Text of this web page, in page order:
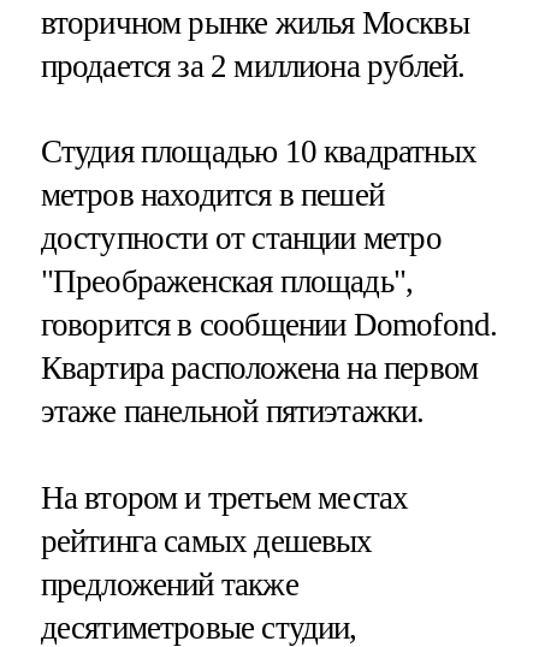
вторичном рынке жилья Москвы
продается за 2 миллиона рублей.
Студия площадью 10 квадратных
метров находится в пешей
доступности от станции метро
"Преображенская площадь",
говорится в сообщении Domofond.
Квартира расположена на первом
этаже панельной пятиэтажки.
На втором и третьем местах
рейтинга самых дешевых
предложений также
десятиметровые студии,